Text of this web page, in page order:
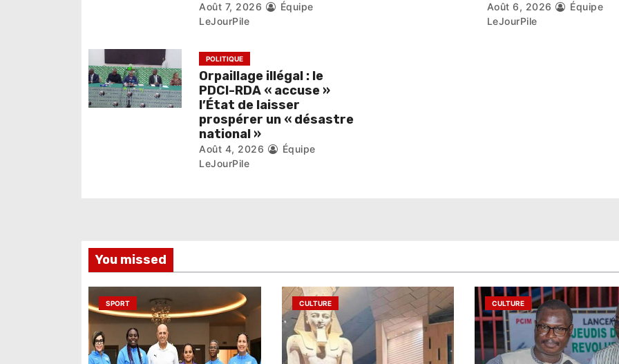
t
i
c
Août 7, 2026
Équipe
LeJourPile
Août 6, 2026
Équipe
LeJourPile
POLITIQUE
Orpaillage illégal : le
PDCI-RDA « accuse »
l’État de laisser
prospérer un « désastre
national »
Août 4, 2026
Équipe
LeJourPile
You missed
SPORT CULTURE CULTURE